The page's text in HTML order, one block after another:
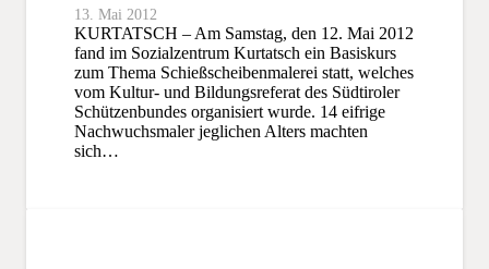
13. Mai 2012
KURTATSCH – Am Samstag, den 12. Mai 2012
fand im Sozialzentrum Kurtatsch ein Basiskurs
zum Thema Schießscheibenmalerei statt, welches
vom Kultur- und Bildungsreferat des Südtiroler
Schützenbundes organisiert wurde. 14 eifrige
Nachwuchsmaler jeglichen Alters machten
sich…